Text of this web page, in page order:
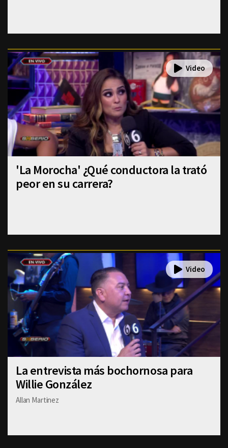
'La Morocha' ¿Qué conductora la trató
peor en su carrera?
La entrevista más bochornosa para
Willie González
Allan Martinez